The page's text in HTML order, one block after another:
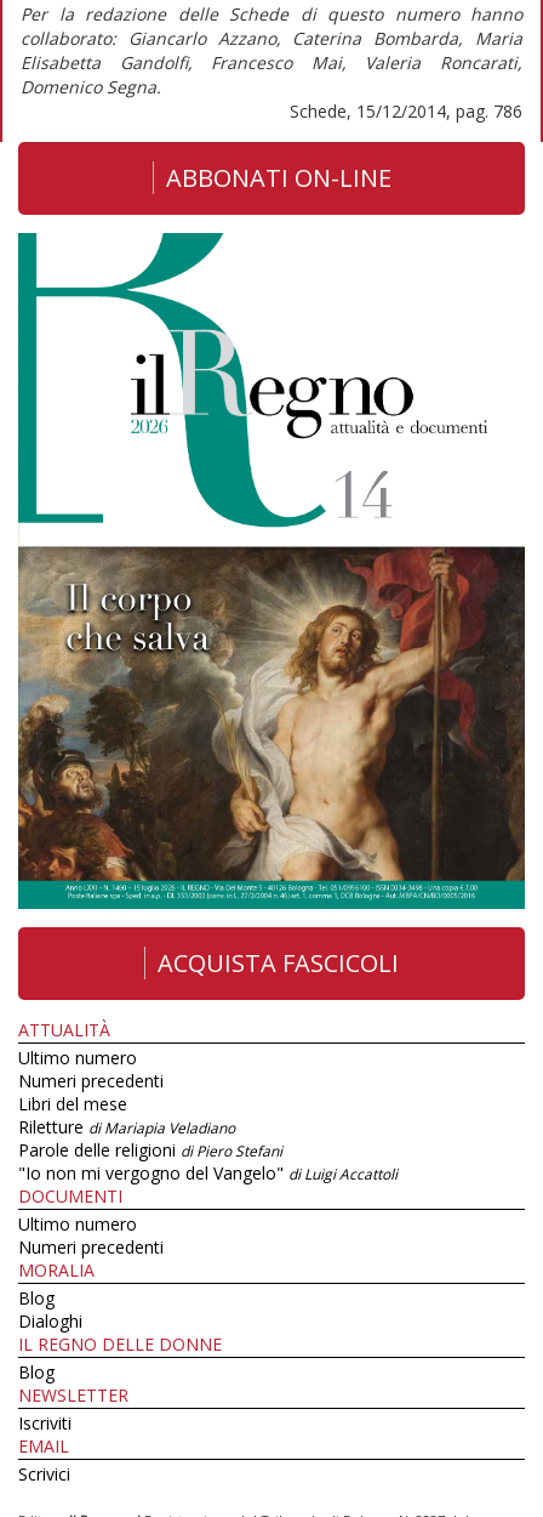
Per la redazione delle Schede di questo numero hanno
collaborato: Giancarlo Azzano, Caterina Bombarda, Maria
Elisabetta Gandolfi, Francesco Mai, Valeria Roncarati,
Domenico Segna.
Schede, 15/12/2014, pag. 786
ABBONATI ON-LINE
ACQUISTA FASCICOLI
ATTUALITÀ
Ultimo numero
Numeri precedenti
Libri del mese
Riletture di Mariapia Veladiano
Parole delle religioni di Piero Stefani
"Io non mi vergogno del Vangelo" di Luigi Accattoli
DOCUMENTI
Ultimo numero
Numeri precedenti
MORALIA
Blog
Dialoghi
IL REGNO DELLE DONNE
Blog
NEWSLETTER
Iscriviti
EMAIL
Scrivici